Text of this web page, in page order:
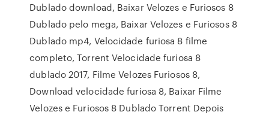
Dublado download, Baixar Velozes e Furiosos 8
Dublado pelo mega, Baixar Velozes e Furiosos 8
Dublado mp4, Velocidade furiosa 8 filme
completo, Torrent Velocidade furiosa 8
dublado 2017, Filme Velozes Furiosos 8,
Download velocidade furiosa 8, Baixar Filme
Velozes e Furiosos 8 Dublado Torrent Depois